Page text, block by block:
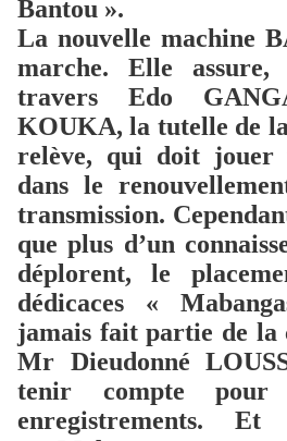
Bantou ».
La nouvelle machine
marche. Elle
travers Edo
KOUKA, la tutelle de
relève, qui doit jouer
dans le
transmission.
que plus d’un
déplorent, le
dédicaces «
jamais fait partie de la
Mr Dieudonné
tenir compte pour
enregistrements.